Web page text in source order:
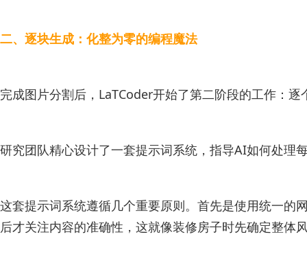
二、逐块生成：化整为零的编程魔法
完成图片分割后，LaTCoder开始了第二阶段的工作：
研究团队精心设计了一套提示词系统，指导AI如何处理
这套提示词系统遵循几个重要原则。首先是使用统一的
后才关注内容的准确性，这就像装修房子时先确定整体